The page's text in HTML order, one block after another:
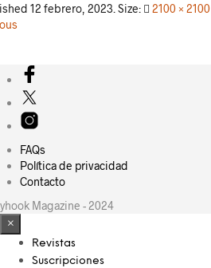
12 febrero, 2023 . Size: 2100 × 2100
FAQs
Política de privacidad
Contacto
Magazine - 2024
×
Revistas
Suscripciones